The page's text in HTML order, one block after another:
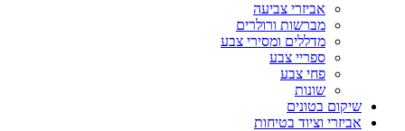
אביזרי צביעה
מברשות ורולרים
מדללים ומסירי צבע
ספריי צבע
פחי צבע
שונות
שיקום בטונים
אביזרי וציוד בטיחות